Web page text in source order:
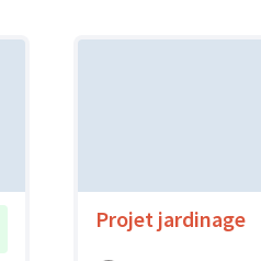
Projet jardinage